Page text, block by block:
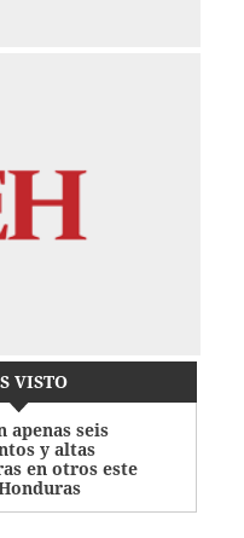
VISTO
apenas seis
y altas
en otros este